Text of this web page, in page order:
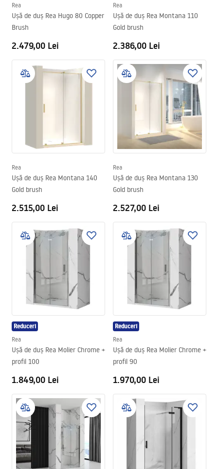
Rea
Ușă de duș Rea Hugo 80 Copper
Brush
2.479,00 Lei
Rea
Ușă de duș Rea Montana 110
Gold brush
2.386,00 Lei
Rea
Ușă de duș Rea Montana 140
Gold brush
2.515,00 Lei
Rea
Ușă de duș Rea Montana 130
Gold brush
2.527,00 Lei
Reduceri
Rea
Ușă de duș Rea Molier Chrome +
profil 100
1.849,00 Lei
Reduceri
Rea
Ușă de duș Rea Molier Chrome +
profil 90
1.970,00 Lei